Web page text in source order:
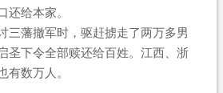
还给本家。
三藩撤军时，驱赶掳走了两万多男
圣下令全部赎还给百姓。江西、浙
有数万人。